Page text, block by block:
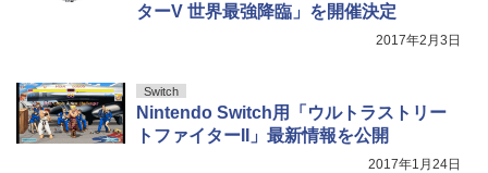
ターV 世界最強降臨」を開催決定
2017年2月3日
Switch
Nintendo Switch用「ウルトラストリー
トファイターII」最新情報を公開
2017年1月24日